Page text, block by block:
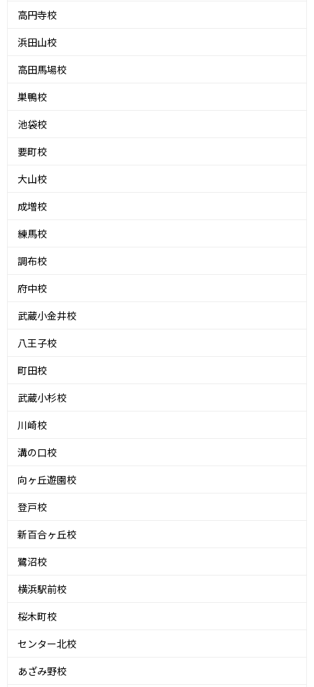
高円寺校
浜田山校
高田馬場校
巣鴨校
池袋校
要町校
大山校
成増校
練馬校
調布校
府中校
武蔵小金井校
八王子校
町田校
武蔵小杉校
川崎校
溝の口校
向ヶ丘遊園校
登戸校
新百合ヶ丘校
鷺沼校
横浜駅前校
桜木町校
センター北校
あざみ野校